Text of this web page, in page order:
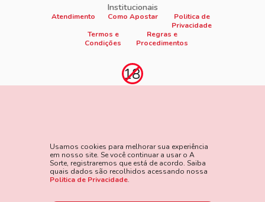
Usamos cookies para melhorar sua experiência
em nosso site. Se você continuar a usar o A
Sorte, registraremos que está de acordo. Saiba
quais dados são recolhidos acessando nossa
Politica de Privacidade.
Institucionais
Atendimento Como Apostar
Politica de
Privacidade
Termos e
Condições
Regras e
Procedimentos
perdas financeiras e em excesso podem causar riscos à saúde.
Veja nossa página de Jogo Responsável para mais detalhes e
as ferramentas disponíveis. Jogue com responsabilidade:
www.gamblersanonymous.orgAcesse aqui os Termos e
Condições do site.